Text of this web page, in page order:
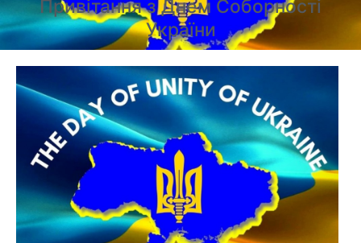
Привітання з Днем Соборності
України